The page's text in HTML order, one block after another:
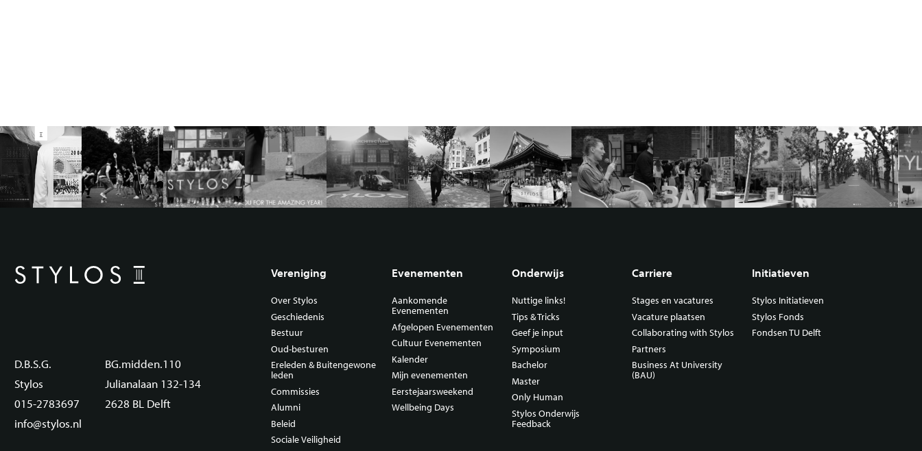
D.B.S.G.
Stylos
015-2783697
info@stylos.nl
BG.midden.110
Julianalaan 132-134
2628 BL Delft
Vereniging
Over Stylos
Geschiedenis
Bestuur
Oud-besturen
Ereleden & Buitengewone
leden
Commissies
Alumni
Beleid
Sociale Veiligheid
Evenementen
Aankomende
Evenementen
Afgelopen Evenementen
Cultuur Evenementen
Kalender
Mijn evenementen
Eerstejaarsweekend
Wellbeing Days
Onderwijs
Nuttige links!
Tips & Tricks
Geef je input
Symposium
Bachelor
Master
Only Human
Stylos Onderwijs
Feedback
Carriere
Stages en vacatures
Vacature plaatsen
Collaborating with Stylos
Partners
Business At University
(BAU)
Initiatieven
Stylos Initiatieven
Stylos Fonds
Fondsen TU Delft